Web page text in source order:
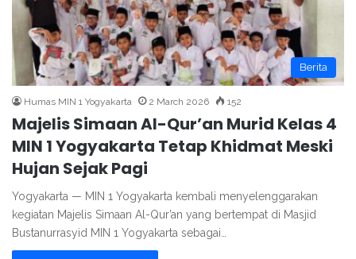
Berita
Humas MIN 1 Yogyakarta 2 March 2026 152
Majelis Simaan Al-Qur’an Murid Kelas 4
MIN 1 Yogyakarta Tetap Khidmat Meski
Hujan Sejak Pagi
Yogyakarta — MIN 1 Yogyakarta kembali menyelenggarakan
kegiatan Majelis Simaan Al-Qur’an yang bertempat di Masjid
Bustanurrasyid MIN 1 Yogyakarta sebagai…